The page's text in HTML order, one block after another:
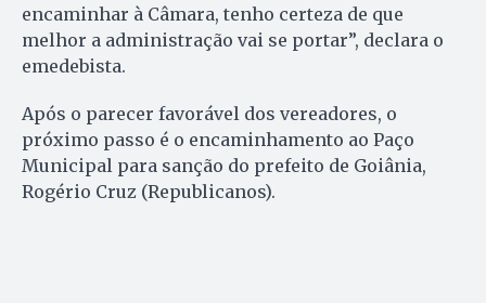
encaminhar à Câmara, tenho certeza de que
melhor a administração vai se portar”, declara o
emedebista.
Após o parecer favorável dos vereadores, o
próximo passo é o encaminhamento ao Paço
Municipal para sanção do prefeito de Goiânia,
Rogério Cruz (Republicanos).